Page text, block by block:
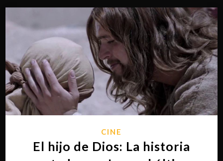
CINE
El hijo de Dios: La historia